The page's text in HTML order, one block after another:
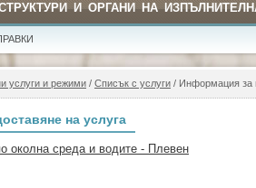
И ОРГАНИ НА
услуги и режими / Списък с услуги / Информация за
на услуга
околна среда и водите - Плевен